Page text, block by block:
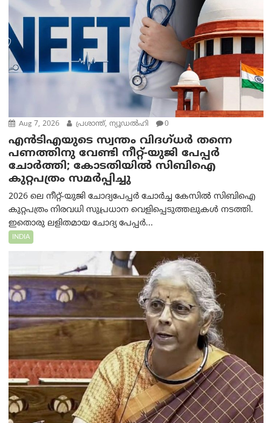
Aug 7, 2026 പ്രശാന്ത്, ന്യൂഡല്‍ഹി 0
എൻ‌ടി‌എയുടെ സ്വന്തം വിദഗ്ധർ തന്നെ
പണത്തിനു വേണ്ടി നീറ്റ്-യു‌ജി പേപ്പർ
ചോർത്തി; കോടതിയില്‍ സിബിഐ
കുറ്റപത്രം സമര്‍പ്പിച്ചു
2026 ലെ നീറ്റ്-യുജി ചോദ്യപേപ്പർ ചോർച്ച കേസിൽ സിബിഐ
കുറ്റപത്രം നിരവധി സുപ്രധാന വെളിപ്പെടുത്തലുകൾ നടത്തി.
ഇതൊരു ലളിതമായ ചോദ്യ പേപ്പർ...
INDIA